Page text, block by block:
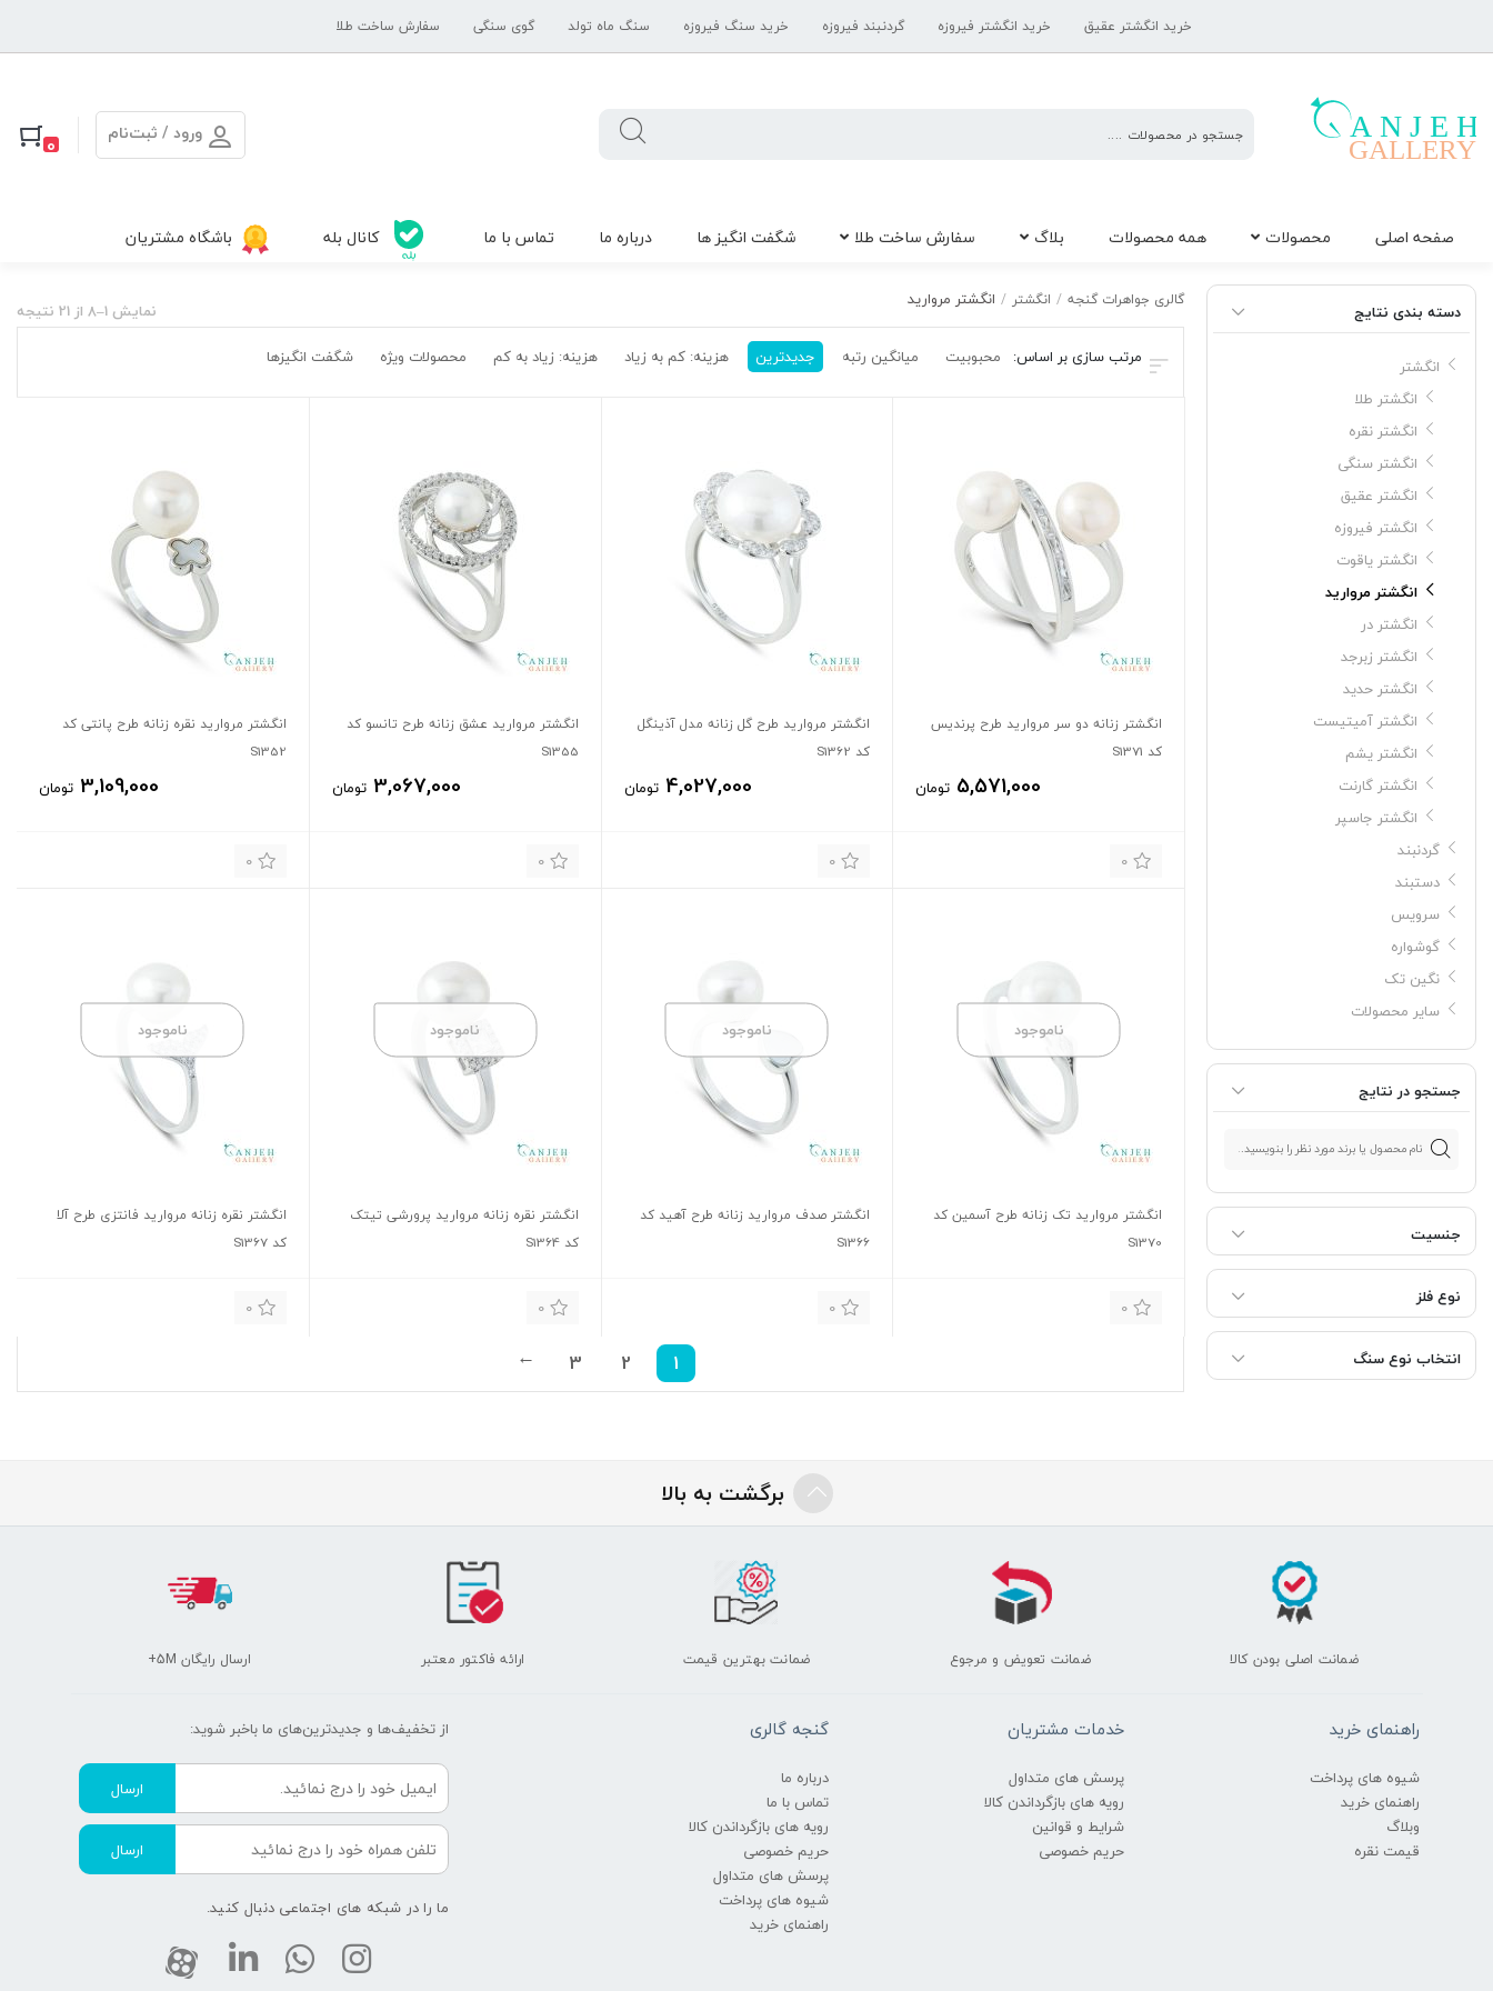
خرید انگشتر عقیق خرید انگشتر فیروزه گردنبند فیروزه خرید سنگ فیروزه سنگ ماه تولد گوی سنگی سفارش ساخت طلا
جواهرات
ورود / ثبت‌نام 0
صفحه اصلی محصولات همه محصولات بلاگ سفارش ساخت طلا شگفت انگیز ها درباره ما تماس با ما کانال بله باشگاه مشتریان
انگشتر مروارید گالری جواهرات گنجه / انگشتر / انگشتر مروارید
نمایش 1–8 از 21 نتیجه
مرتب سازی بر اساس: محبوبیت میانگین رتبه جدیدترین هزینه: کم به زیاد هزینه: زیاد به کم محصولات ویژه شگفت انگیزها
انگشتر زنانه دو سر مروارید طرح پرندیس
کد S1371
0
5,571,000 تومان
انگشتر مروارید طرح گل زنانه مدل آذینگل
کد S1362
0
4,027,000 تومان
انگشتر مروارید عشق زنانه طرح تانسو کد
S1355
0
3,067,000 تومان
انگشتر مروارید نقره زنانه طرح پانتی کد
S1352
0
3,109,000 تومان
ناموجود
انگشتر مروارید تک زنانه طرح آسمین کد
S1370
0
ناموجود
انگشتر صدف مروارید زنانه طرح آهید کد
S1366
0
ناموجود
انگشتر نقره زنانه مروارید پرورشی تیتک
کد S1364
0
ناموجود
انگشتر نقره زنانه مروارید فانتزی طرح آلا
کد S1367
0
1
2
3
→
دسته بندی نتایج
انگشتر
انگشتر طلا
انگشتر نقره
انگشتر سنگی
انگشتر عقیق
انگشتر فیروزه
انگشتر یاقوت
انگشتر مروارید
انگشتر در
انگشتر زبرجد
انگشتر حدید
انگشتر آمیتیست
انگشتر یشم
انگشتر گارنت
انگشتر جاسپر
گردنبند
دستبند
سرویس
گوشواره
نگین تک
سایر محصولات
جستجو در نتایج
جنسیت
نوع فلز
انتخاب نوع سنگ
برگشت به بالا
ضمانت اصلی بودن کالا ضمانت تعویض و مرجوع ضمانت بهترین قیمت ارائه فاکتور معتبر ارسال رایگان 5M+
راهنمای خرید
شیوه های پرداخت
راهنمای خرید
وبلاگ
قیمت نقره
خدمات مشتریان
پرسش های متداول
رویه های بازگرداندن کالا
شرایط و قوانین
حریم خصوصی
گنجه گالری
درباره ما
تماس با ما
رویه های بازگرداندن کالا
حریم خصوصی
پرسش های متداول
شیوه های پرداخت
راهنمای خرید
از تخفیف‌ها و جدیدترین‌های ما‌ باخبر شوید:
ارسال
ارسال
ما را در شبکه های اجتماعی دنبال کنید.